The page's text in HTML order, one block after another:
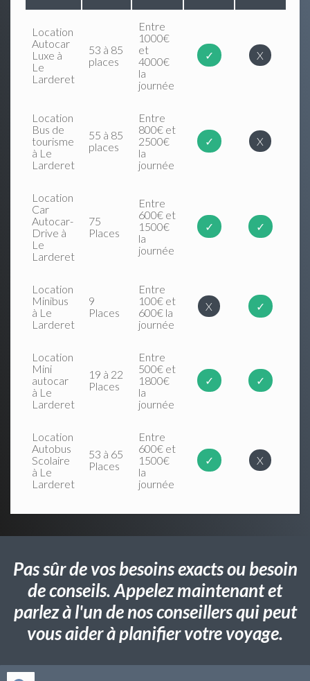
Location
Autocar
Luxe à
Le
Larderet
53 à 85
places
Entre
1000€
et
4000€
la
journée
✓ X
Location
Bus de
tourisme
à Le
Larderet
55 à 85
places
Entre
800€ et
2500€
la
journée
✓ X
Location
Car
Autocar-
Drive à
Le
Larderet
75
Places
Entre
600€ et
1500€
la
journée
✓ ✓
Location
Minibus
à Le
Larderet
9
Places
Entre
100€ et
600€ la
journée
X ✓
Location
Mini
autocar
à Le
Larderet
19 à 22
Places
Entre
500€ et
1800€
la
journée
✓ ✓
Location
Autobus
Scolaire
à Le
Larderet
53 à 65
Places
Entre
600€ et
1500€
la
journée
✓ X
Pas sûr de vos besoins exacts ou besoin
de conseils. Appelez maintenant et
parlez à l'un de nos conseillers qui peut
vous aider à planifier votre voyage.